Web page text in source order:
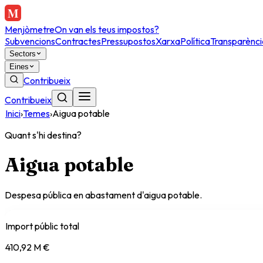
MenjòmetreOn van els teus impostos?
SubvencionsContractesPressupostosXarxaPolítica
Sectors
Eines
Contribueix
Contribueix
Inici›Temes›Aigua potable
Quant s'hi destina?
Aigua potable
Despesa pública en abastament d'aigua potable.
Import públic total
410,92 M €